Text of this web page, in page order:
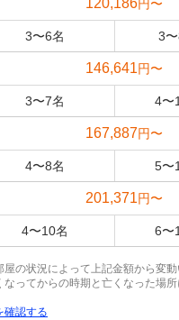
120,186円〜
3〜6名 3〜
146,641円〜
3〜7名 4〜
167,887円〜
4〜8名 5〜
201,371円〜
4〜10名 6〜
の状況によって上記金額から変動
ってからの時期と亡くなった場
確認する